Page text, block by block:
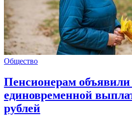
Общество
Пенсионерам объявили
единовременной
рублей